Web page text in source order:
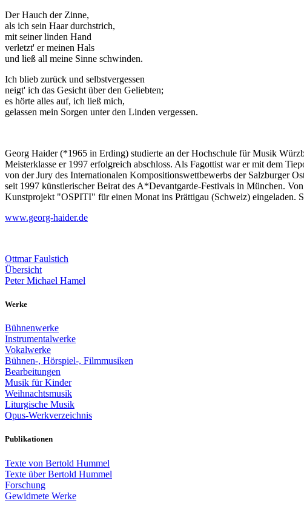
Der Hauch der Zinne,
als ich sein Haar durchstrich,
mit seiner linden Hand
verletzt' er meinen Hals
und ließ all meine Sinne schwinden.
Ich blieb zurück und selbstvergessen
neigt' ich das Gesicht über den Geliebten;
es hörte alles auf, ich ließ mich,
gelassen mein Sorgen unter den Linden vergessen.
Georg Haider (*1965 in Erding) studierte an der Hochschule für Musik
Meisterklasse er 1997 erfolgreich abschloss. Als Fagottist war er mit dem
von der Jury des Internationalen Kompositionswettbewerbs der Salzburger
seit 1997 künstlerischer Beirat des A*Devantgarde-Festivals in München.
Kunstprojekt "OSPITI" für einen Monat ins Prättigau (Schweiz) eingeladen.
www.georg-haider.de
Ottmar Faulstich
Übersicht
Peter Michael Hamel
Werke
Bühnenwerke
Instrumentalwerke
Vokalwerke
Bühnen-, Hörspiel-, Filmmusiken
Bearbeitungen
Musik für Kinder
Weihnachtsmusik
Liturgische Musik
Opus-Werkverzeichnis
Publikationen
Texte von Bertold Hummel
Texte über Bertold Hummel
Forschung
Gewidmete Werke